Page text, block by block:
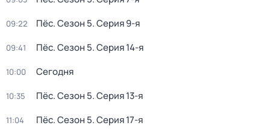
09:22 Пёс. Сезон 5. Серия 9-я
09:41 Пёс. Сезон 5. Серия 14-я
10:00 Сегодня
10:35 Пёс. Сезон 5. Серия 13-я
11:04 Пёс. Сезон 5. Серия 17-я